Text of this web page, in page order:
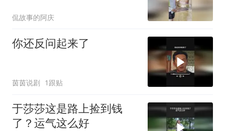
侃故事的阿庆
你还反问起来了
茵茵说剧 1跟贴
于莎莎这是路上捡到钱
了？运气这么好